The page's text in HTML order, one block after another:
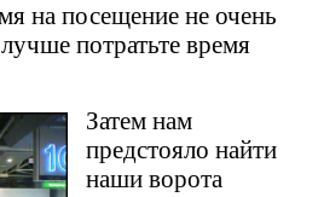
на посещение не очень
потратьте время
Затем нам
предстояло найти
наши ворота